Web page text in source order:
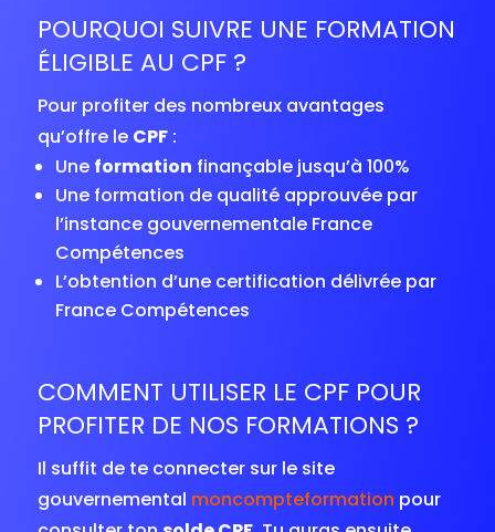
POURQUOI SUIVRE UNE FORMATION
ÉLIGIBLE AU CPF ?
Pour profiter des nombreux avantages
qu’offre le CPF:
Une formation finançable jusqu’à 100%
Une formation de qualité approuvée par
l’instance gouvernementale France
Compétences
L’obtention d’une certification délivrée par
France Compétences
COMMENT UTILISER LE CPF POUR
PROFITER DE NOS FORMATIONS ?
Il suffit de te connecter sur le site
gouvernemental moncompteformation pour